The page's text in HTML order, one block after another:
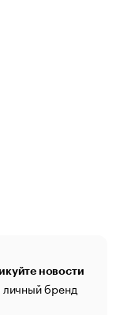
новости
личный бренд